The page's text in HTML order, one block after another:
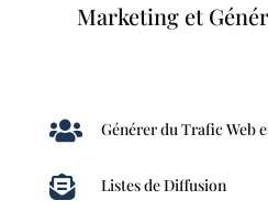
Marketing et
 Générer du Trafic Web
 Listes de Diffusion